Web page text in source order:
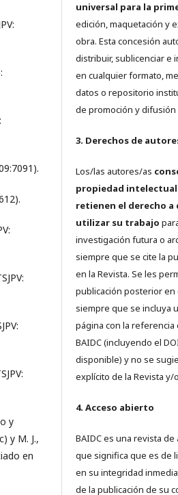
y
y M. J.,
en
universal para la
edición, maquetación y
obra. Esta concesión
distribuir, sublicenciar e
en cualquier formato,
datos o repositorio
de promoción y difusión
3. Derechos de
Los/las autores/as
propiedad intelectual
retienen el derecho
utilizar su trabajo
investigación futura o
siempre que se cite la
en la Revista. Se les
publicación posterior
siempre que se incluya
página con la referencia
BAIDC (incluyendo el
disponible) y no se
explícito de la Revista y/
4. Acceso abierto
BAIDC es una revista
que significa que es de
en su integridad
de la publicación de su